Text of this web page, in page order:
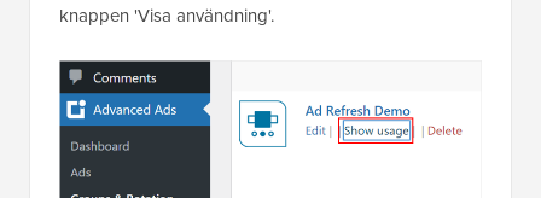
knappen 'Visa användning'.